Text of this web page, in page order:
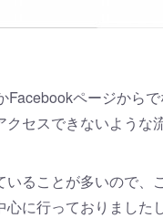
ページから
セスできないような
ることが多いので、
に行っておりました